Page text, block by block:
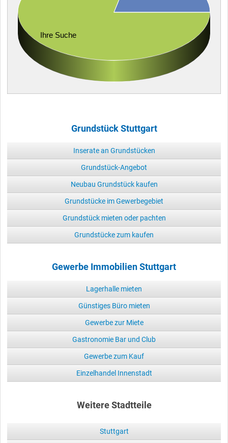
Ihre Suche
Grundstück Stuttgart
Inserate an Grundstücken
Grundstück-Angebot
Neubau Grundstück kaufen
Grundstücke im Gewerbegebiet
Grundstück mieten oder pachten
Grundstücke zum kaufen
Gewerbe Immobilien Stuttgart
Lagerhalle mieten
Günstiges Büro mieten
Gewerbe zur Miete
Gastronomie Bar und Club
Gewerbe zum Kauf
Einzelhandel Innenstadt
Weitere Stadtteile
Stuttgart